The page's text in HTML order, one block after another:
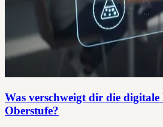
Was verschweigt dir die
Oberstufe?